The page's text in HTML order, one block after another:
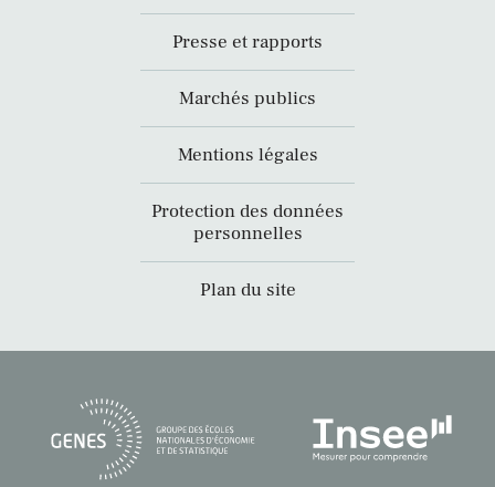
Presse et rapports
Marchés publics
Mentions légales
Protection des données
personnelles
Plan du site